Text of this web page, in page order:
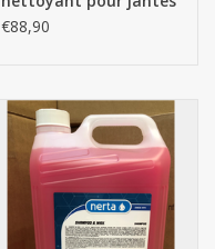
€88,90